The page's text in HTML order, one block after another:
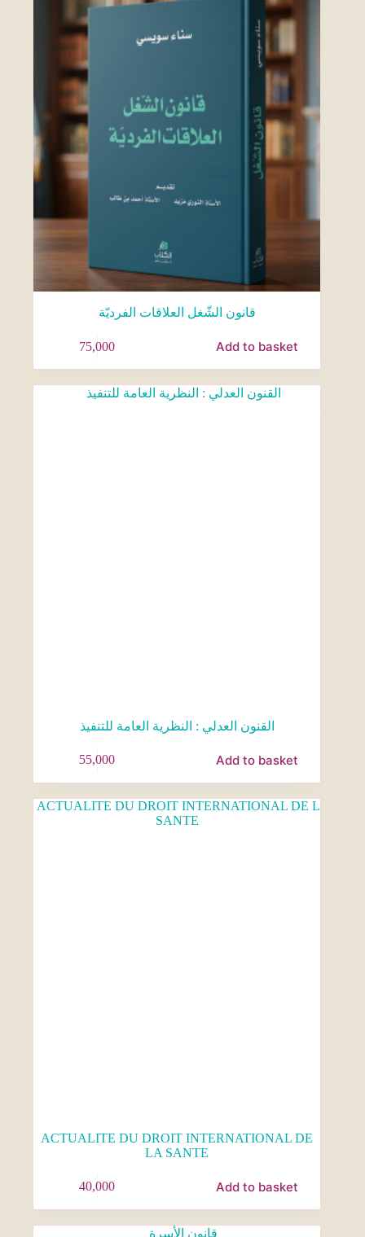
قانون الشّغل العلاقات الفرديّة
75,000 Add to basket
القنون العدلي : النظرية العامة للتنفيذ
55,000 Add to basket
ACTUALITE DU DROIT INTERNATIONAL DE
LA SANTE
40,000 Add to basket